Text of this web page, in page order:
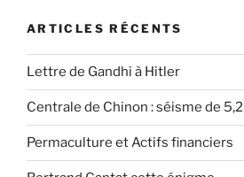
ARTICLES RÉCENTS
Lettre de Gandhi à Hitler
Centrale de Chinon : séisme de 5,2
Permaculture et Actifs financiers